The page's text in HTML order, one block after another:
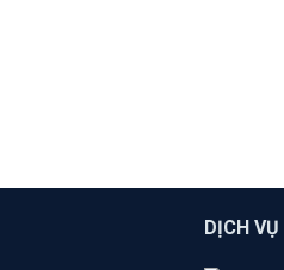
DỊCH VỤ